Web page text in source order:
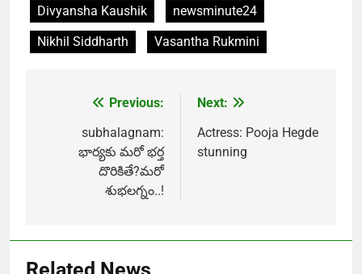
Divyansha Kaushik
newsminute24
Nikhil Siddharth
Vasantha Rukmini
navigation
Previous:
subhalagnam:
భార్యకు మరో భర్త
దొరికితే?మరో
శుభలగ్నం..!
Next:
Actress: Pooja Hegde
stunning